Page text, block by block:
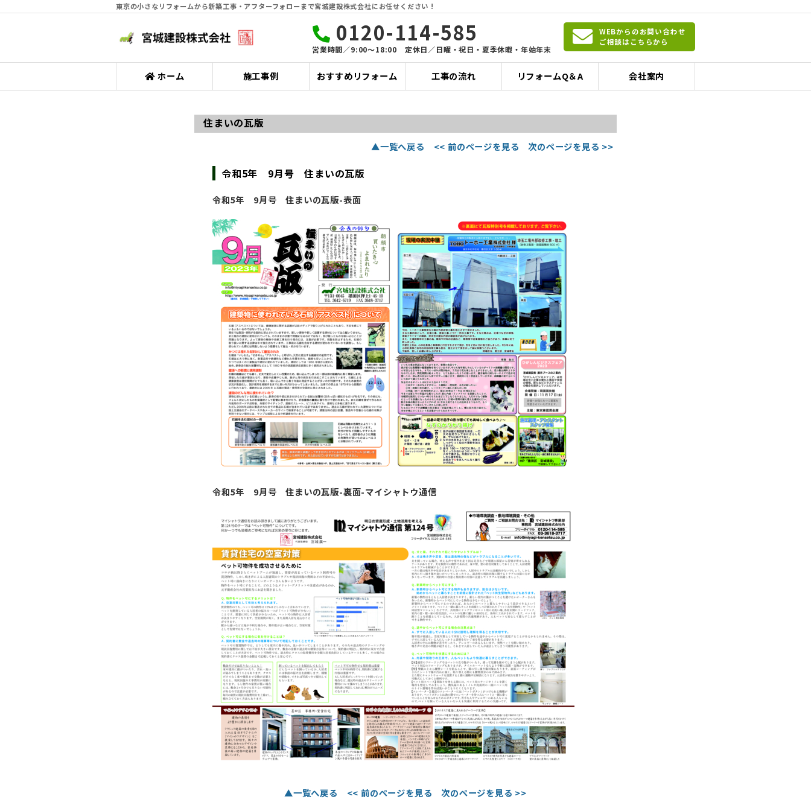
東京の小さなリフォームから新築工事・アフターフォローまで宮城建設株式会社にお任せください !
0120-114-585
営業時間／9:00〜18:00 定休日／日曜・祝日・夏季休暇・年始年末
WEBからのお問い合わせ
ご相談はこちらから
ホーム 施工事例 おすすめリフォーム 工事の流れ リフォームQ＆A 会社案内
住まいの瓦版
▲一覧へ戻る << 前のページを見る 次のページを見る >>
令和5年 9月号 住まいの瓦版
令和5年 9月号 住まいの瓦版-表面
令和5年 9月号 住まいの瓦版-裏面-マイシャトウ通信
▲一覧へ戻る << 前のページを見る 次のページを見る >>